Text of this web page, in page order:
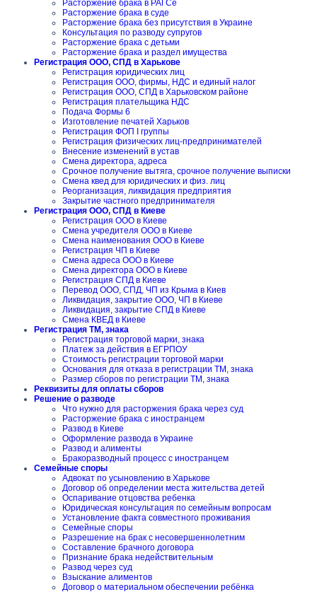
Расторжение брака в РАГСе
Расторжение брака в суде
Расторжение брака без присутствия в Украине
Консультация по разводу супругов
Расторжение брака с детьми
Расторжение брака и раздел имущества
Регистрация ООО, СПД в Харькове
Регистрация юридических лиц
Регистрация ООО, фирмы, НДС и единый налог
Регистрация ООО, СПД в Харьковском районе
Регистрация плательщика НДС
Подача Формы 6
Изготовление печатей Харьков
Регистрация ФОП I группы
Регистрация физических лиц-предпринимателей
Внесение изменений в устав
Смена директора, адреса
Срочное получение вытяга, срочное получение выписки
Смена квед для юридических и физ. лиц
Реорганизация, ликвидация предприятия
Закрытие частного предпринимателя
Регистрация ООО, СПД в Киеве
Регистрация ООО в Киеве
Смена учредителя ООО в Киеве
Смена наименования ООО в Киеве
Регистрация ЧП в Киеве
Смена адреса ООО в Киеве
Смена директора ООО в Киеве
Регистрация СПД в Киеве
Перевод ООО, СПД, ЧП из Крыма в Киев
Ликвидация, закрытие ООО, ЧП в Киеве
Ликвидация, закрытие СПД в Киеве
Смена КВЕД в Киеве
Регистрация ТМ, знака
Регистрация торговой марки, знака
Платеж за действия в ЕГРПОУ
Стоимость регистрации торговой марки
Основания для отказа в регистрации ТМ, знака
Размер сборов по регистрации ТМ, знака
Реквизиты для оплаты сборов
Решение о разводе
Что нужно для расторжения брака через суд
Расторжение брака с иностранцем
Развод в Киеве
Оформление развода в Украине
Развод и алименты
Бракоразводный процесс с иностранцем
Семейные споры
Адвокат по усыновлению в Харькове
Договор об определении места жительства детей
Оспаривание отцовства ребенка
Юридическая консультация по семейным вопросам
Установление факта совместного проживания
Семейные споры
Разрешение на брак с несовершеннолетним
Составление брачного договора
Признание брака недействительным
Развод через суд
Взыскание алиментов
Договор о материальном обеспечении ребёнка